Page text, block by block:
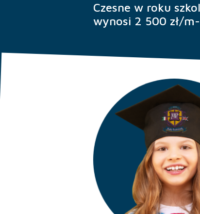
Czesne w roku
wynosi 2 500 zł/